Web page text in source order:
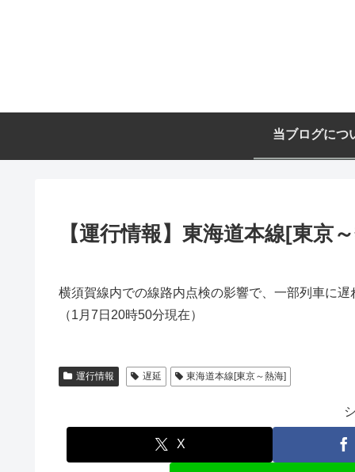
当ブログにつ
【運行情報】東海道本線[東京
横須賀線内での線路内点検の影響で、一部列車に遅
（1月7日20時50分現在）
運行情報 遅延 東海道本線[東京～熱海]
X